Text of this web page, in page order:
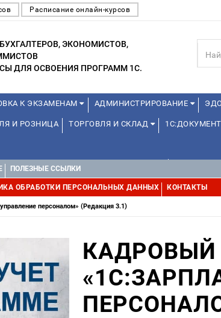
Расписание онлайн-курсов
БУХГАЛТЕРОВ, ЭКОНОМИСТОВ,
ДЛЯ ОСВОЕНИЯ ПРОГРАММ 1С.
К ЭКЗАМЕНАМ АДМИНИСТРИРОВАНИЕ
И РОЗНИЦА ТОРГОВЛЯ И СКЛАД
ПРЕПОДАВАТЕЛЕЙ ШКОЛЬНЫХ КУРСОВ
(ПРОФЕССИОНАЛЬНЫЕ ПРОБЫ) 4-6 ЧАСОВ ОТ 12
ПОЛЕЗНЫЕ ССЫЛКИ
ОБРАБОТКИ ПЕРСОНАЛЬНЫХ ДАННЫХ КОНТАКТЫ
персоналом» (Редакция 3.1)
КАДРОВЫЙ